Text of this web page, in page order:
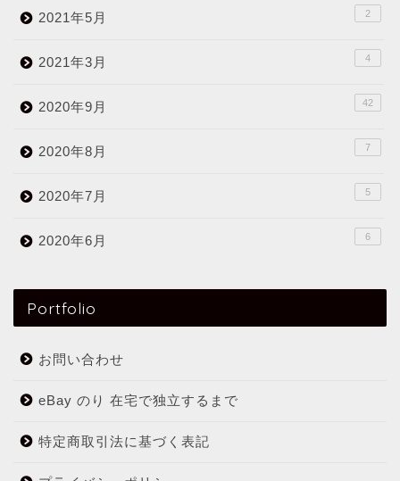
2021年5月 2
2021年3月 4
2020年9月 42
2020年8月 7
2020年7月 5
2020年6月 6
Portfolio
お問い合わせ
eBay のり 在宅で独立するまで
特定商取引法に基づく表記